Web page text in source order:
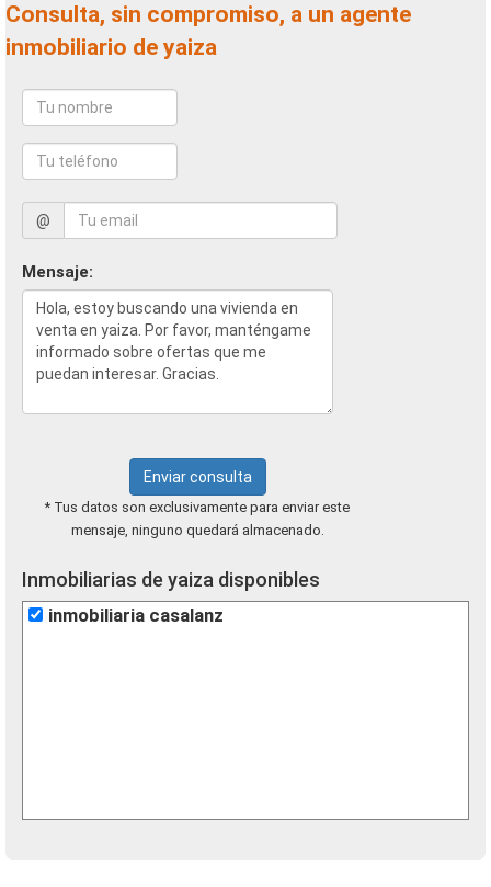
Consulta, sin compromiso, a un agente
inmobiliario de yaiza
@
Mensaje:
Enviar consulta
* Tus datos son exclusivamente para enviar este
mensaje, ninguno quedará almacenado.
Inmobiliarias de yaiza disponibles
inmobiliaria casalanz